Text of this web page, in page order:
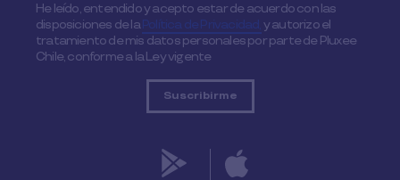
He leído, entendido y acepto estar de acuerdo con las
disposiciones de laPolítica de Privacidad,y autorizo el
tratamiento de mis datos personales por parte de Pluxee
Chile, conforme a la Ley vigente